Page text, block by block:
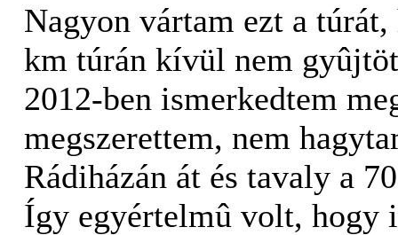
Nagyon vártam ezt a
km túrán kívül nem
2012-ben ismerkedtem
megszerettem, nem
Rádiházán át és tavaly a
Így egyértelmû volt, hogy